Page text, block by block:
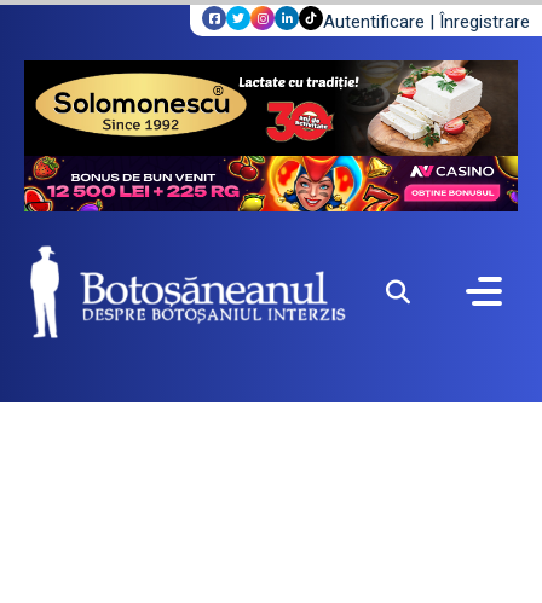
Autentificare | Înregistrare